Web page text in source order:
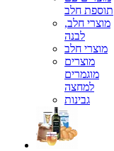
תוספת חלב
מוצרי חלב,
לבנה
מוצרי חלב
מוצרים
מוגמרים
למחצה
גבינות